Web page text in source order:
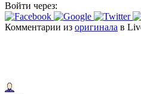
Войти через:
Комментарии из оригинала в